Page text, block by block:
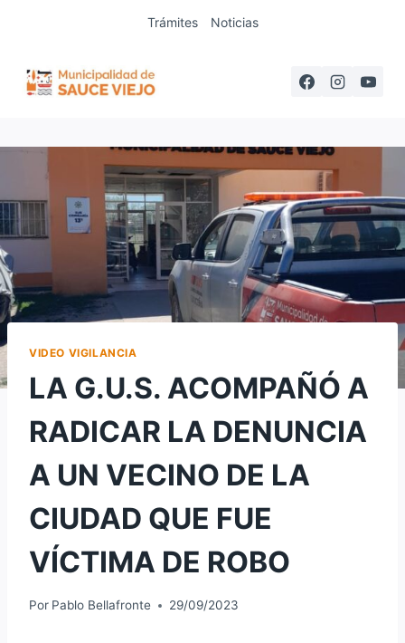
Trámites Noticias
VIDEO VIGILANCIA
LA G.U.S. ACOMPAÑÓ A
RADICAR LA DENUNCIA
A UN VECINO DE LA
CIUDAD QUE FUE
VÍCTIMA DE ROBO
Por Pablo Bellafronte 29/09/2023